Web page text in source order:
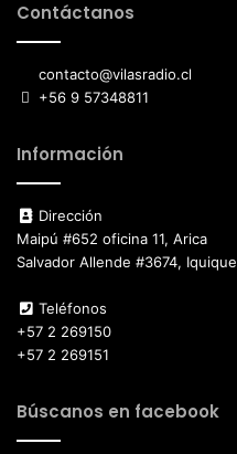
Contáctanos
contacto@vilasradio.cl
+56 9 57348811
Información
Dirección
Maipú #652 oficina 11, Arica
Salvador Allende #3674, Iquique
Teléfonos
+57 2 269150
+57 2 269151
Búscanos en facebook